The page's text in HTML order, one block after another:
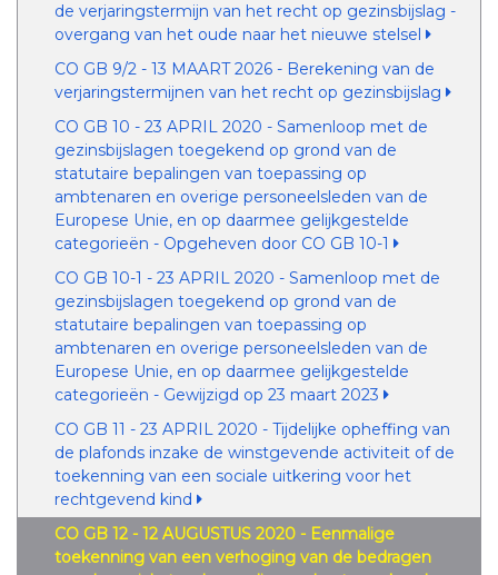
de verjaringstermijn van het recht op gezinsbijslag -
overgang van het oude naar het nieuwe stelsel
CO GB 9/2 - 13 MAART 2026 - Berekening van de
verjaringstermijnen van het recht op gezinsbijslag
CO GB 10 - 23 APRIL 2020 - Samenloop met de
gezinsbijslagen toegekend op grond van de
statutaire bepalingen van toepassing op
ambtenaren en overige personeelsleden van de
Europese Unie, en op daarmee gelijkgestelde
categorieën - Opgeheven door CO GB 10-1
CO GB 10-1 - 23 APRIL 2020 - Samenloop met de
gezinsbijslagen toegekend op grond van de
statutaire bepalingen van toepassing op
ambtenaren en overige personeelsleden van de
Europese Unie, en op daarmee gelijkgestelde
categorieën - Gewijzigd op 23 maart 2023
CO GB 11 - 23 APRIL 2020 - Tijdelijke opheffing van
de plafonds inzake de winstgevende activiteit of de
toekenning van een sociale uitkering voor het
rechtgevend kind
CO GB 12 - 12 AUGUSTUS 2020 - Eenmalige
toekenning van een verhoging van de bedragen